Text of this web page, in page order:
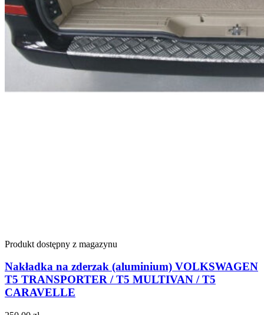
Produkt dostępny z magazynu
Nakładka na zderzak (aluminium) VOLKSWAGEN
T5 TRANSPORTER / T5 MULTIVAN / T5
CARAVELLE